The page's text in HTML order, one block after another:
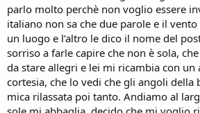
parlo molto perchè non voglio essere
italiano non sa che due parole e il
un luogo e l’altro le dico il nome del
sorriso a farle capire che non è sola,
da stare allegri e lei mi ricambia con
cortesia, che lo vedi che gli angoli della
mica rilassata poi tanto. Andiamo al